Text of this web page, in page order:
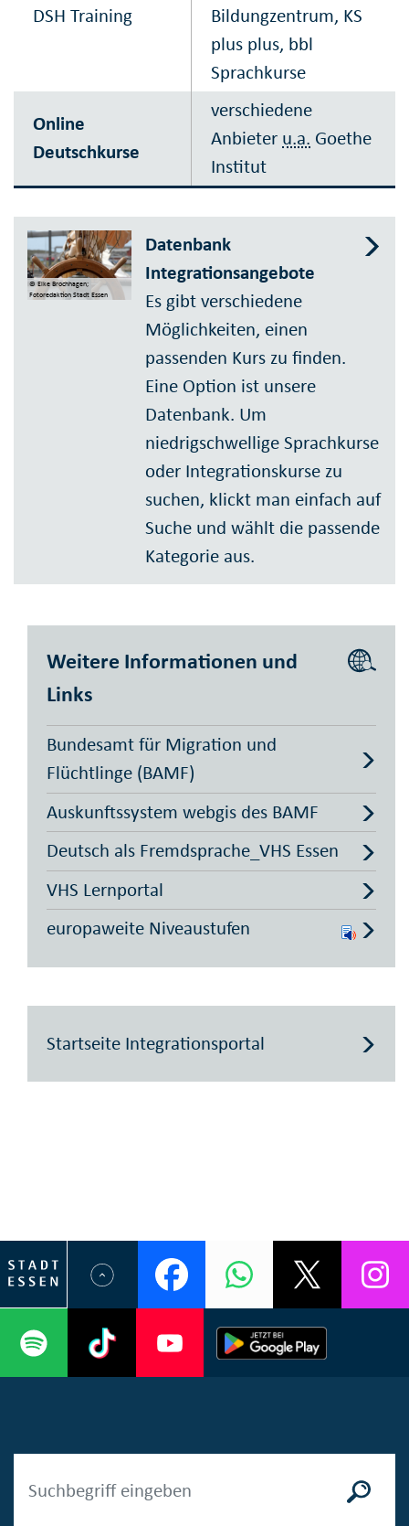
DSH Training
Bildungzentrum, KS
plus plus, bbl
Sprachkurse
Online
Deutschkurse
verschiedene
Anbieter u.a. Goethe
Institut
© Elke Brochhagen;
Fotoredaktion Stadt Essen
Datenbank
Integrationsangebote
Es gibt verschiedene
Möglichkeiten, einen
passenden Kurs zu finden.
Eine Option ist unsere
Datenbank. Um
niedrigschwellige Sprachkurse
oder Integrations­kurse zu
suchen, klickt man einfach auf
Suche und wählt die passende
Kategorie aus.
Weitere Informationen und
Links
Bundesamt für Migration und
Flüchtlinge (BAMF)
Auskunfts­system webgis des BAMF
Deutsch als Fremdsprache_VHS Essen
VHS Lernportal
europaweite Niveaustufen
Startseite Integrationsportal